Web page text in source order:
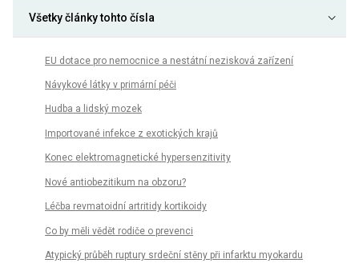
Všetky články tohto čísla
EU dotace pro nemocnice a nestátní nezisková zařízení
Návykové látky v primární péči
Hudba a lidský mozek
Importované infekce z exotických krajů
Konec elektromagnetické hypersenzitivity
Nové antiobezitikum na obzoru?
Léčba revmatoidní artritidy kortikoidy
Co by měli vědět rodiče o prevenci
Atypický průběh ruptury srdeční stěny při infarktu myokardu